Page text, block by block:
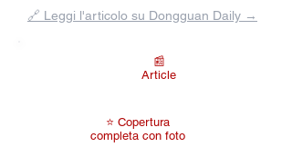
dalla
galleria
🔗 Leggi l'articolo su Dongguan Daily →
📰
Article
⭐ Copertura
completa con foto